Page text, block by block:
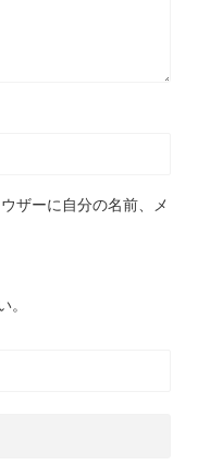
ザーに自分の名前、メ
。